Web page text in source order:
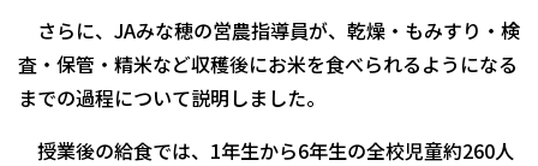
さらに、JAみな穂の営農指導員が、乾燥・もみすり・検
査・保管・精米など収穫後にお米を食べられるようになる
までの過程について説明しました。
授業後の給食では、1年生から6年生の全校児童約260人